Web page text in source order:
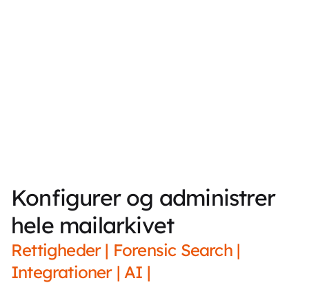
Konfigurer og administrer
hele mailarkivet
Rettigheder | Forensic Search |
Integrationer | AI |